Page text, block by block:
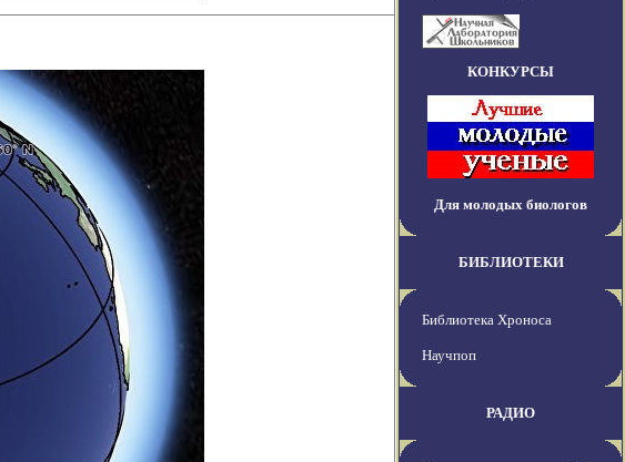
КОНКУРСЫ
Для молодых биологов
БИБЛИОТЕКИ
Библиотека Хроноса
Научпоп
РАДИО